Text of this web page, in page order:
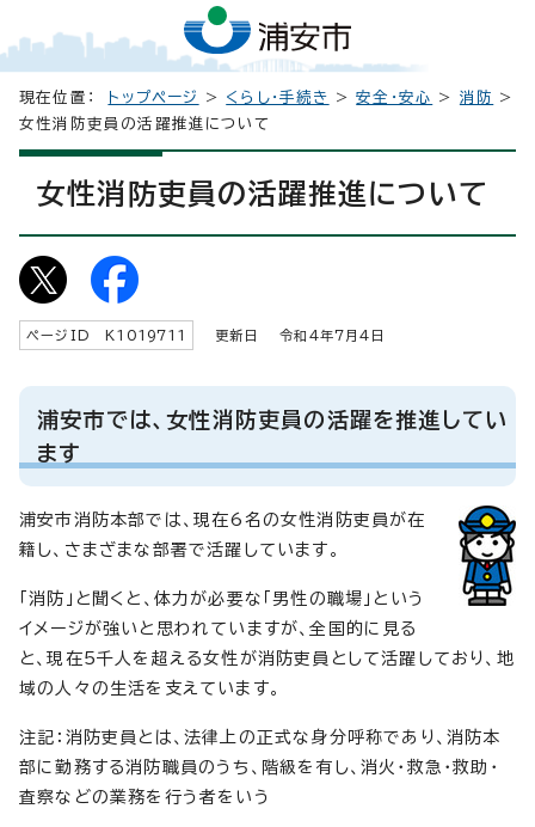
現在位置： トップページ > くらし・手続き >安全・安心 > 消防
>
女性消防吏員の活躍推進について
女性消防吏員の活躍推進について
ページID K 1019711 更新日 令和4年7月4日
浦安市では、女性消防吏員の活躍を推進してい
ます
浦安市消防本部では、現在6名の女性消防吏員が在
籍し、さまざまな部署で活躍しています。
「消防」と聞くと、体力が必要な「男性の職場」という
イメージが強いと思われていますが、全国的に見る
と、現在5千人を超える女性が消防吏員として活躍しており、地
域の人々の生活を支えています。
注記：消防吏員とは、法律上の正式な身分呼称であり、消防本
部に勤務する消防職員のうち、階級を有し、消火・救急・救助・
査察などの業務を行う者をいう